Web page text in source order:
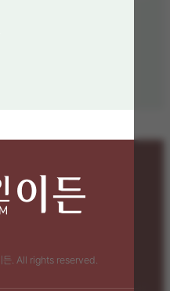
. All rights reserved.